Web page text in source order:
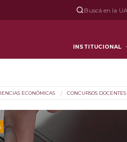
Buscá en la
INSTITUCIONAL
ECONÓMICAS CONCURSOS DOCENTES